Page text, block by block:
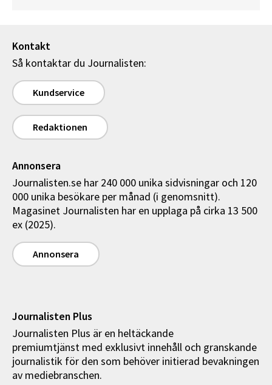
Kontakt
Så kontaktar du Journalisten:
Kundservice
Redaktionen
Annonsera
Journalisten.se har 240 000 unika sidvisningar och 120
000 unika besökare per månad (i genomsnitt).
Magasinet Journalisten har en upplaga på cirka 13 500
ex (2025).
Annonsera
Journalisten Plus
Journalisten Plus är en heltäckande
premiumtjänst med exklusivt innehåll och granskande
journalistik för den som behöver initierad bevakningen
av mediebranschen.